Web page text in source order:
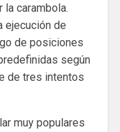
la carambola.
ejecución de
de posiciones
según
de tres intentos
muy populares